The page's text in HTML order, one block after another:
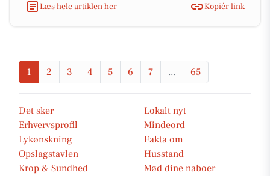
Læs hele artiklen her
Kopiér link
1 2 3 4 5 6 7 ... 65
Det sker
Lokalt nyt
Erhvervsprofil
Mindeord
Lykønskning
Fakta om
Opslagstavlen
Husstand
Krop & Sundhed
Mød dine naboer